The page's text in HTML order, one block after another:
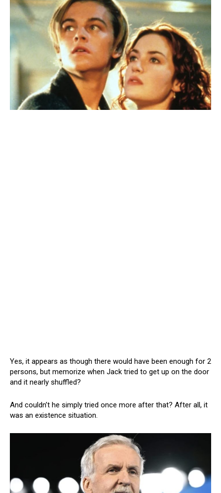
Yes, it appears as though there would have been enough for 2
persons, but memorize when Jack tried to get up on the door
and it nearly shuffled?
And couldn’t he simply tried once more after that? After all, it
was an existence situation.